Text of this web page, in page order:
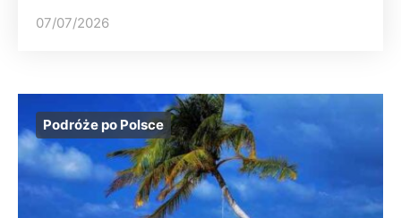
07/07/2026
Podróże po Polsce